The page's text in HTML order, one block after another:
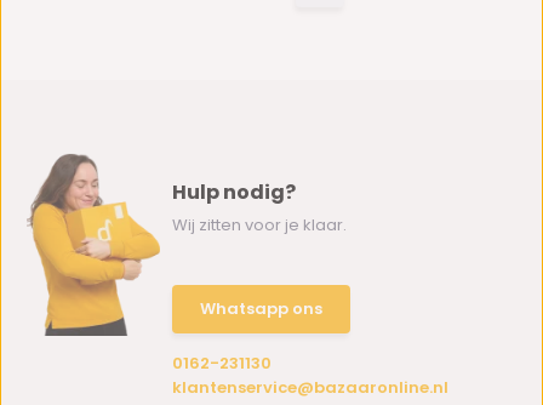
Hulp nodig?
Wij zitten voor je klaar.
Whatsapp ons
0162-231130
klantenservice@bazaaronline.nl